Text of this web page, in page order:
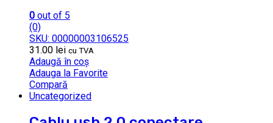
0 out of 5
(0)
SKU: 00000003106525
31.00 lei cu TVA
Adaugă în coș
Adauga la Favorite
Compară
Uncategorized